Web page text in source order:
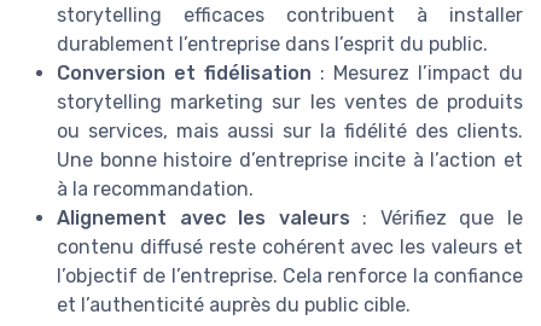
storytelling efficaces contribuent à installer
durablement l’entreprise dans l’esprit du public.
Conversion et fidélisation : Mesurez l’impact du
storytelling marketing sur les ventes de produits
ou services, mais aussi sur la fidélité des clients.
Une bonne histoire d’entreprise incite à l’action et
à la recommandation.
Alignement avec les valeurs : Vérifiez que le
contenu diffusé reste cohérent avec les valeurs et
l’objectif de l’entreprise. Cela renforce la confiance
et l’authenticité auprès du public cible.